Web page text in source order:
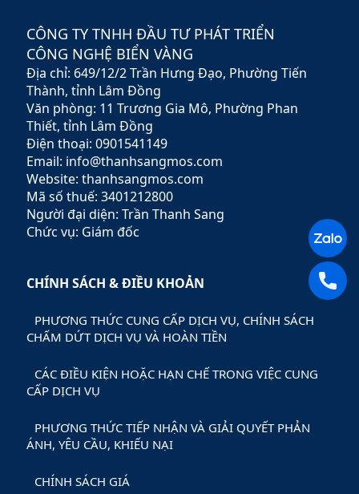
chính vững chắc,
Rubypeace không chỉ cung
cấp các sản phẩm đa dạng
mà còn mang đến các dịch
vụ tư vấn chuyên nghiệp,
giúp khách hàng tối ưu hóa
lợi nhuận và giảm thiểu rủi
ro.
CÔNG TY TNHH ĐẦU TƯ PHÁT TRIỂN
CÔNG NGHỆ BIỂN VÀNG
Địa chỉ: 649/12/2 Trần Hưng Đạo, Phường Tiến
Thành, tỉnh Lâm Đồng
Văn phòng: 11 Trương Gia Mô, Phường Phan
Thiết, tỉnh Lâm Đồng
Điện thoại: 0901541149
Email: info@thanhsangmos.com
Website: thanhsangmos.com
Mã số thuế: 3401212800
Người đại diện: Trần Thanh Sang
Chức vụ: Giám đốc
CHÍNH SÁCH & ĐIỀU KHOẢN
PHƯƠNG THỨC CUNG CẤP DỊCH VỤ, CHÍNH SÁCH
CHẤM DỨT DỊCH VỤ VÀ HOÀN TIỀN
CÁC ĐIỀU KIỆN HOẶC HẠN CHẾ TRONG VIỆC CUNG
CẤP DỊCH VỤ
PHƯƠNG THỨC TIẾP NHẬN VÀ GIẢI QUYẾT PHẢN
ÁNH, YÊU CẦU, KHIẾU NẠI
CHÍNH SÁCH GIÁ